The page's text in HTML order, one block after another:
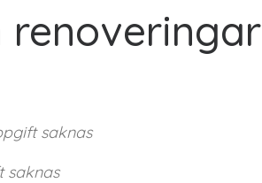
saknas
saknas